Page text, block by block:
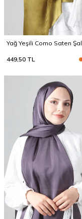
Yağ Yeşili Como Saten Şal
449,50 TL